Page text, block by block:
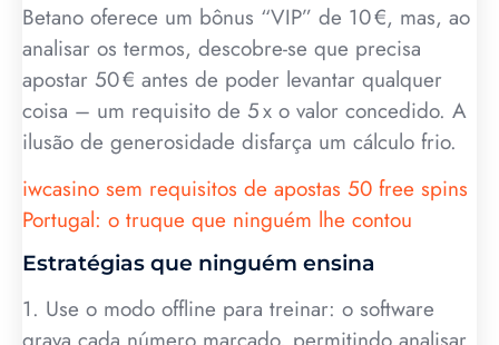
Betano oferece um bônus “VIP” de 10 €, mas, ao
analisar os termos, descobre-se que precisa
apostar 50 € antes de poder levantar qualquer
coisa – um requisito de 5 x o valor concedido. A
ilusão de generosidade disfarça um cálculo frio.
iwcasino sem requisitos de apostas 50 free spins
Portugal: o truque que ninguém lhe contou
Estratégias que ninguém ensina
1. Use o modo offline para treinar: o software